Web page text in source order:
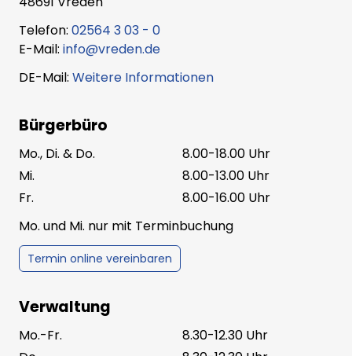
Telefon: 02564 3 03 - 0
E-Mail: info@vreden.de
DE-Mail: Weitere Informationen
Bürgerbüro
Mo., Di. & Do.
8.00-18.00 Uhr
Mi.
8.00-13.00 Uhr
Fr.
8.00-16.00 Uhr
Mo. und Mi. nur mit Terminbuchung
Termin online vereinbaren
Verwaltung
Mo.-Fr.
8.30-12.30 Uhr